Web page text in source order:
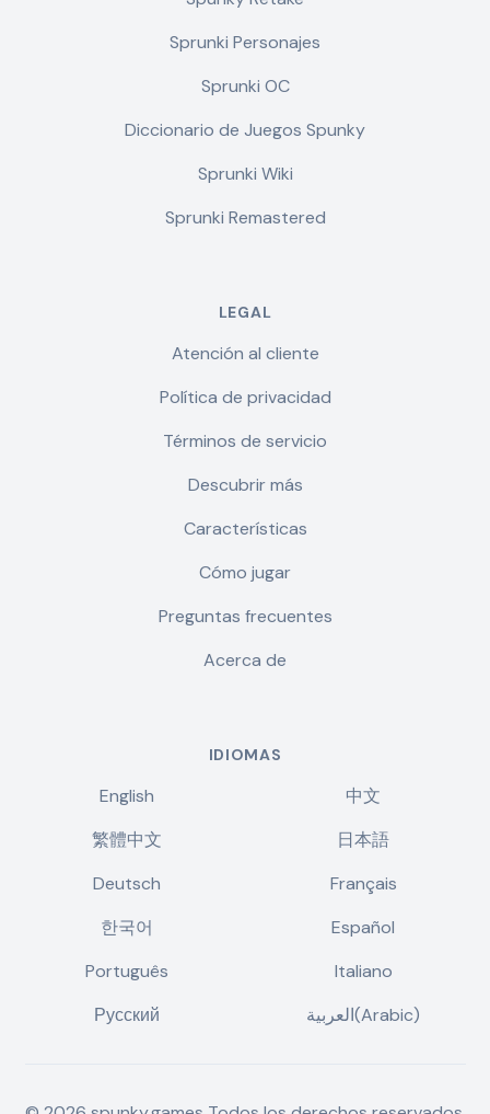
Sprunki Personajes
Sprunki OC
Diccionario de Juegos Spunky
Sprunki Wiki
Sprunki Remastered
LEGAL
Atención al cliente
Política de privacidad
Términos de servicio
Descubrir más
Características
Cómo jugar
Preguntas frecuentes
Acerca de
IDIOMAS
English
中文
繁體中文
日本語
Deutsch
Français
한국어
Español
Português
Italiano
Русский
العربية(Arabic)